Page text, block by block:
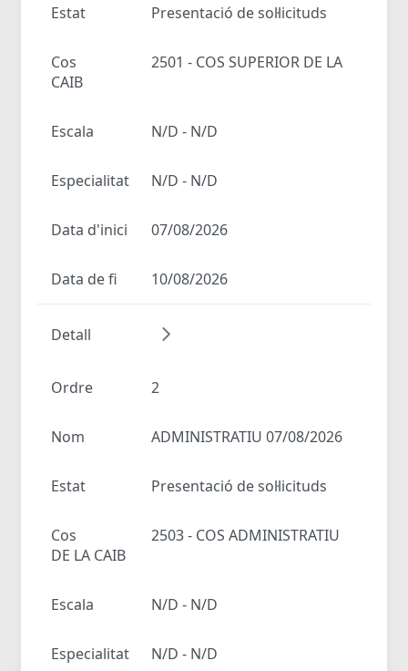
Estat Presentació de sol·licituds
Cos
2501 - COS SUPERIOR DE LA
CAIB
Escala N/D - N/D
Especialitat N/D - N/D
Data d'inici 07/08/2026
Data de fi 10/08/2026
Detall
Ordre 2
Nom ADMINISTRATIU 07/08/2026
Estat Presentació de sol·licituds
Cos
2503 - COS ADMINISTRATIU
DE LA CAIB
Escala N/D - N/D
Especialitat N/D - N/D